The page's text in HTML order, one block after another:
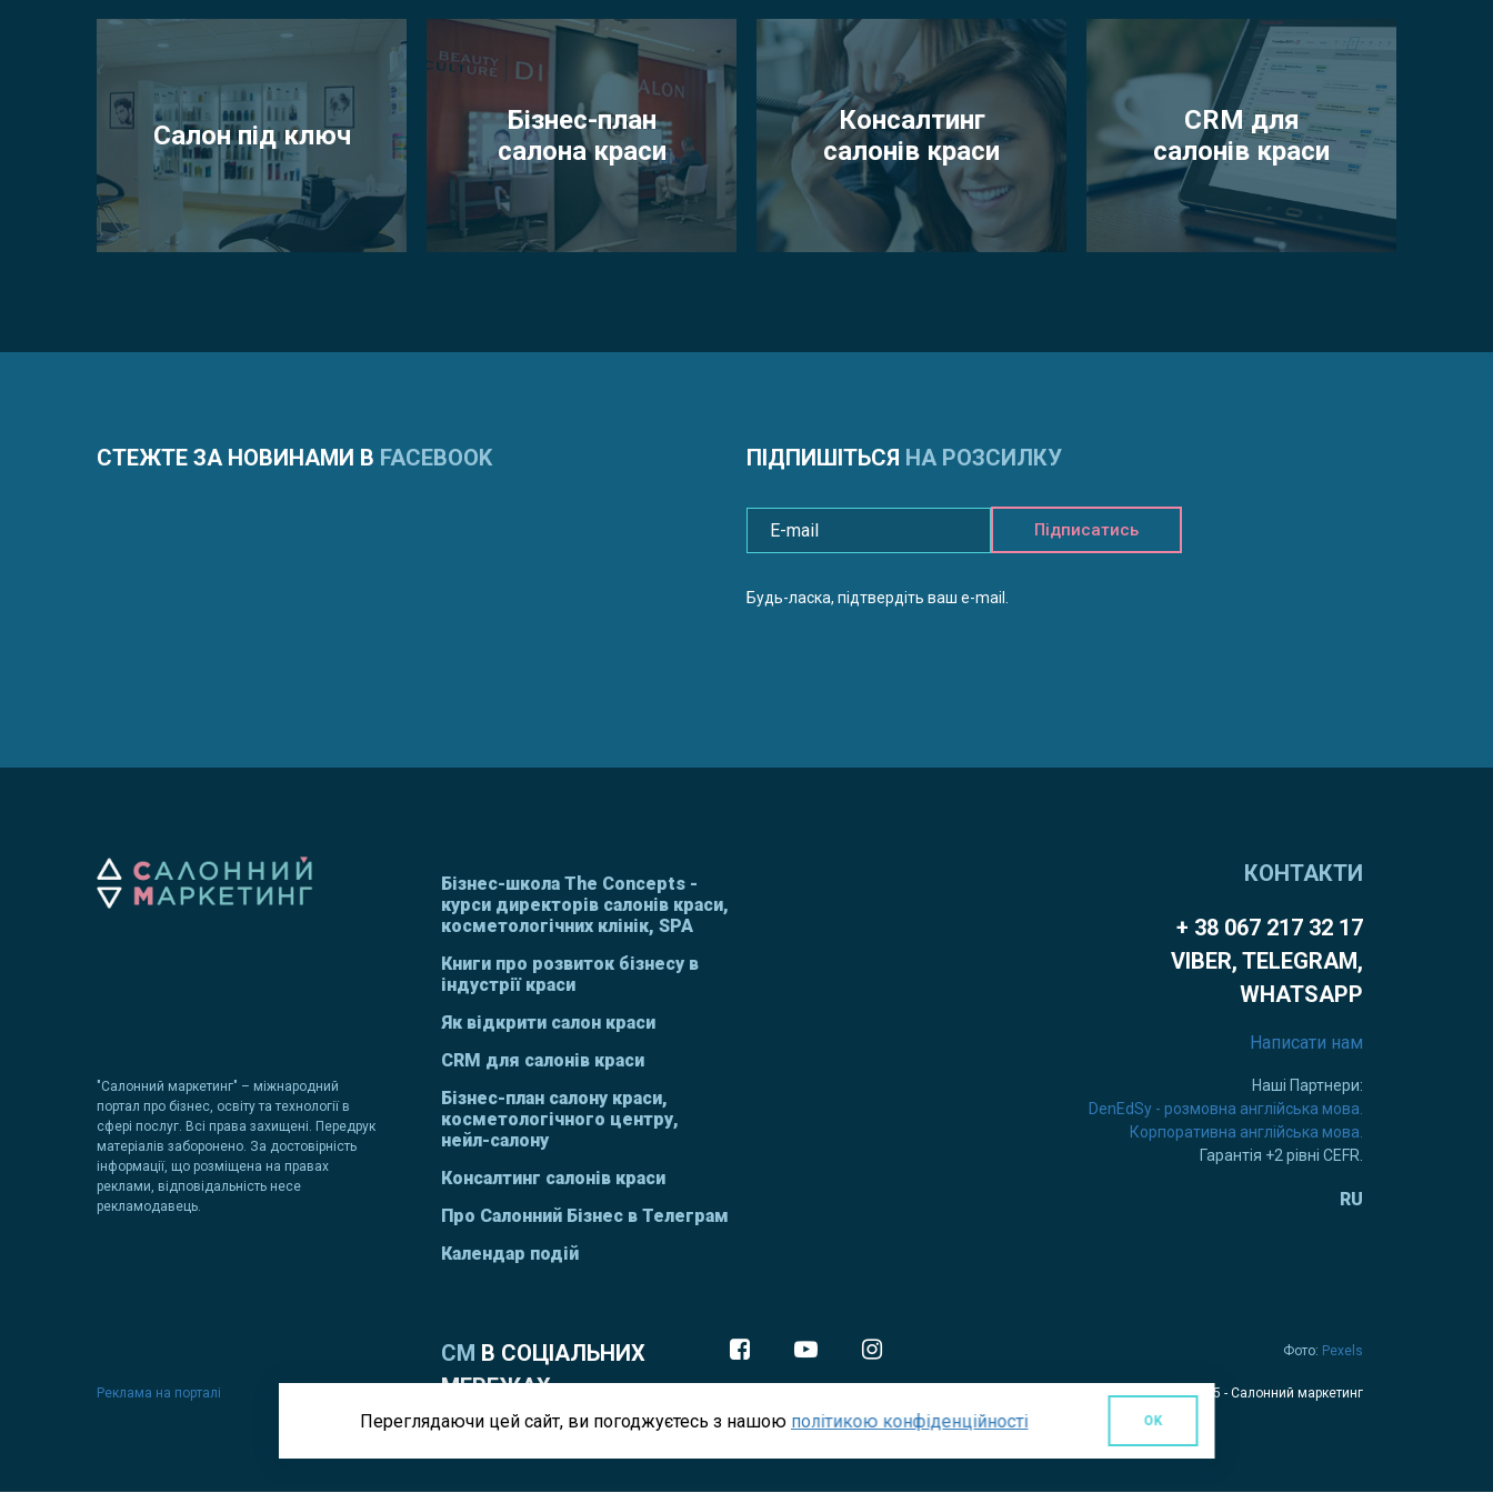
Салон під ключ
Бізнес-план
салона краси
Консалтинг
салонів краси
CRM для
салонів краси
СТЕЖТЕ ЗА НОВИНАМИ В FACEBOOK ПІДПИШІТЬСЯ НА РОЗСИЛКУ
Підписатись
Будь-ласка, підтвердіть ваш e-mail.
Переглядаючи цей сайт, ви погоджуєтесь з нашою політикою конфіденційності OK
"Салонний маркетинг" – міжнародний
портал про бізнес, освіту та технології в
сфері послуг. Всі права захищені. Передрук
матеріалів заборонено. За достовірність
інформації, що розміщена на правах
реклами, відповідальність несе
рекламодавець.
Реклама на порталі
Бізнес-школа The Concepts -
курси директорів салонів краси,
косметологічних клінік, SPA
Книги про розвиток бізнесу в
індустрії краси
Як відкрити салон краси
CRM для салонів краси
Бізнес-план салону краси,
косметологічного центру,
нейл-салону
Консалтинг салонів краси
Про Салонний Бізнес в Телеграм
Календар подій
СМ В СОЦІАЛЬНИХ
МЕРЕЖАХ
КОНТАКТИ
+ 38 067 217 32 17
VIBER, TELEGRAM,
WHATSAPP
Написати нам
Наші Партнери:
DenEdSy - розмовна англійська мова.
Корпоративна англійська мова.
Гарантія +2 рівні CEFR.
RU
Фото: Pexels
© 2025 - Салонний маркетинг